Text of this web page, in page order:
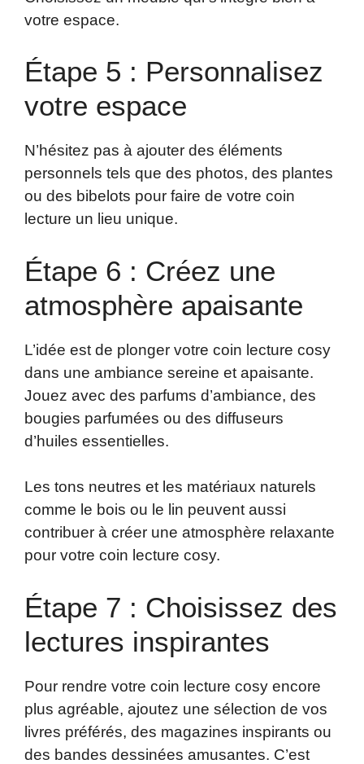
votre espace.
Étape 5 : Personnalisez
votre espace
N’hésitez pas à ajouter des éléments
personnels tels que des photos, des plantes
ou des bibelots pour faire de votre coin
lecture un lieu unique.
Étape 6 : Créez une
atmosphère apaisante
L’idée est de plonger votre coin lecture cosy
dans une ambiance sereine et apaisante.
Jouez avec des parfums d’ambiance, des
bougies parfumées ou des diffuseurs
d’huiles essentielles.
Les tons neutres et les matériaux naturels
comme le bois ou le lin peuvent aussi
contribuer à créer une atmosphère relaxante
pour votre coin lecture cosy.
Étape 7 : Choisissez des
lectures inspirantes
Pour rendre votre coin lecture cosy encore
plus agréable, ajoutez une sélection de vos
livres préférés, des magazines inspirants ou
des bandes dessinées amusantes. C’est